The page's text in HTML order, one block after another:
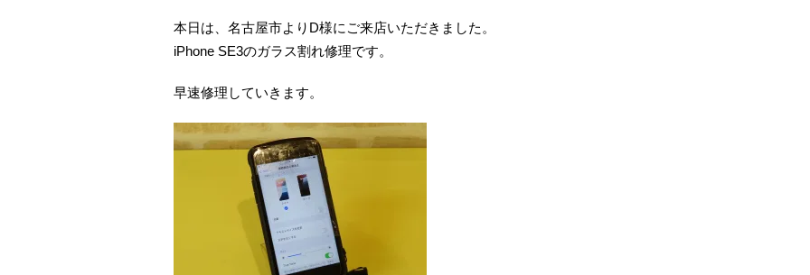
本日は、名古屋市よりD様にご来店いただきました。
iPhone SE3のガラス割れ修理です。
早速修理していきます。